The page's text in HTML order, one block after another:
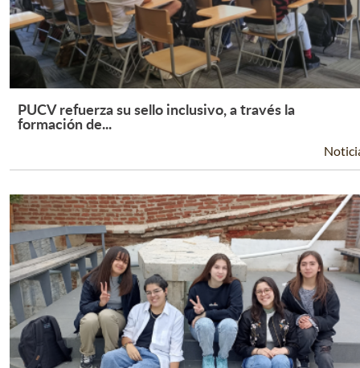
Leer Más +
PUCV refuerza su sello inclusivo, a través la
formación de...